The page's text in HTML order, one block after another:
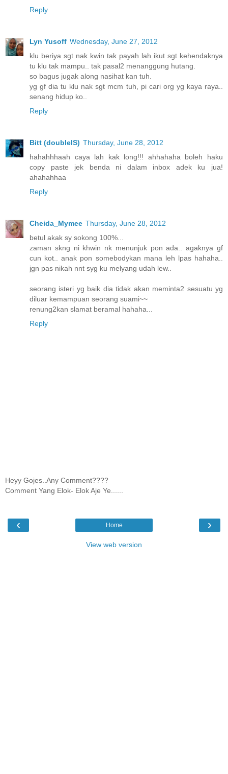
Reply
Lyn Yusoff Wednesday, June 27, 2012
klu beriya sgt nak kwin tak payah lah ikut sgt kehendaknya
tu klu tak mampu.. tak pasal2 menanggung hutang.
so bagus jugak along nasihat kan tuh.
yg gf dia tu klu nak sgt mcm tuh, pi cari org yg kaya raya..
senang hidup ko..
Reply
Bitt (doubleIS) Thursday, June 28, 2012
hahahhhaah caya lah kak long!!! ahhahaha boleh haku
copy paste jek benda ni dalam inbox adek ku jua!
ahahahhaa
Reply
Cheida_Mymee Thursday, June 28, 2012
betul akak sy sokong 100%...
zaman skng ni khwin nk menunjuk pon ada.. agaknya gf
cun kot.. anak pon somebodykan mana leh lpas hahaha..
jgn pas nikah nnt syg ku melyang udah lew..
seorang isteri yg baik dia tidak akan meminta2 sesuatu yg
diluar kemampuan seorang suami~~
renung2kan slamat beramal hahaha...
Reply
Heyy Gojes..Any Comment????
Comment Yang Elok- Elok Aje Ye......
‹ ›
Home
View web version